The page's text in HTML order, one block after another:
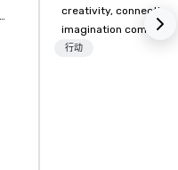
creativity, connection,
imagination come
unforgettable
行动